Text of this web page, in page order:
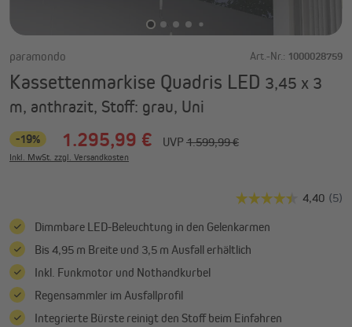
paramondo Art.-Nr.: 1000028759
Kassettenmarkise Quadris LED 3,45 x 3
m, anthrazit, Stoff: grau, Uni
-19% 1.295,99 € UVP 1.599,99 €
Inkl. MwSt. zzgl. Versandkosten
Dimmbare LED-Beleuchtung in den Gelenkarmen
Bis 4,95 m Breite und 3,5 m Ausfall erhältlich
Inkl. Funkmotor und Nothandkurbel
Regensammler im Ausfallprofil
Integrierte Bürste reinigt den Stoff beim Einfahren